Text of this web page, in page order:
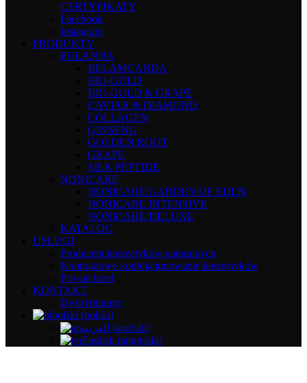
CERTYFIKATY
Facebook
Instagram
PRODUKTY
PULANNA
BELAMCANDA
BIO-GOLD
BIO-GOLD & GRAPE
CAVIAR & DIAMOND
COLLAGEN
GINSENG
GOLDEN ROOT
GRAPE
SILK PEPTIDE
NONICARE
NONICARE GARDEN OF EDEN
NONICARE INTENSIVE
NONICARE DELUXE
KATALOG
USŁUGI
Producent kosmetyków naturalnych
Kontraktowe konfekcjonowanie kosmetyków
Private label
KONTAKT
Dystrybutorzy
polski (polski)
العربية (arabski)
English (angielski)